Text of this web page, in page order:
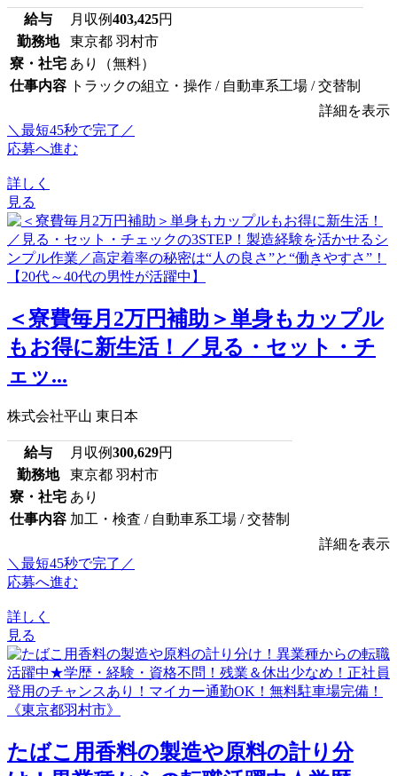
給与 月収例403,425円
勤務地
東京都 羽村市
寮・社宅 あり（無料）
仕事内容 トラックの組立・操作 / 自動車系工場 / 交替制
詳細を表示
＼最短45秒で完了／
応募へ進む
詳しく
見る
＜寮費毎月2万円補助＞単身もカップル
もお得に新生活！／見る・セット・チ
ェッ...
株式会社平山 東日本
給与 月収例300,629円
勤務地
東京都 羽村市
寮・社宅 あり
仕事内容 加工・検査 / 自動車系工場 / 交替制
詳細を表示
＼最短45秒で完了／
応募へ進む
詳しく
見る
たばこ用香料の製造や原料の計り分